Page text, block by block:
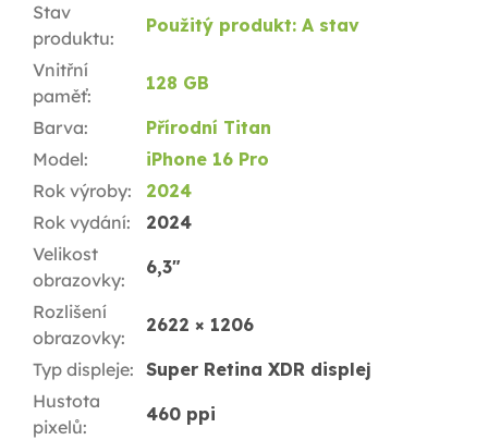
Stav
produktu:
Použitý produkt: A stav
Vnitřní
paměť:
128 GB
Barva:
Přírodní Titan
Model:
iPhone 16 Pro
Rok výroby:
2024
Rok vydání:
2024
Velikost
obrazovky:
6,3"
Rozlišení
obrazovky:
2622 × 1206
Typ displeje: Super Retina XDR displej
Hustota
pixelů:
460 ppi